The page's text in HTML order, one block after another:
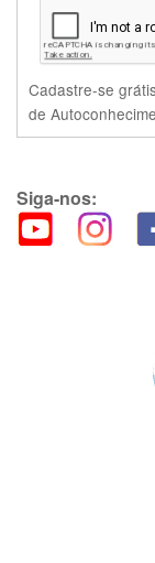
Cadastre-se
de
Siga-nos: